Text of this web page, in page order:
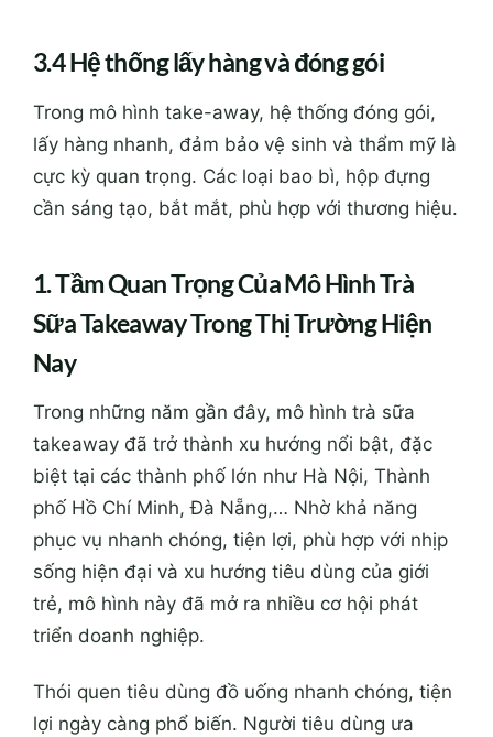
3.4 Hệ thống lấy hàng và đóng gói
Trong mô hình take-away, hệ thống đóng gói,
lấy hàng nhanh, đảm bảo vệ sinh và thẩm mỹ là
cực kỳ quan trọng. Các loại bao bì, hộp đựng
cần sáng tạo, bắt mắt, phù hợp với thương hiệu.
1. Tầm Quan Trọng Của Mô Hình Trà
Sữa Takeaway Trong Thị Trường Hiện
Nay
Trong những năm gần đây, mô hình trà sữa
takeaway đã trở thành xu hướng nổi bật, đặc
biệt tại các thành phố lớn như Hà Nội, Thành
phố Hồ Chí Minh, Đà Nẵng,… Nhờ khả năng
phục vụ nhanh chóng, tiện lợi, phù hợp với nhịp
sống hiện đại và xu hướng tiêu dùng của giới
trẻ, mô hình này đã mở ra nhiều cơ hội phát
triển doanh nghiệp.
Thói quen tiêu dùng đồ uống nhanh chóng, tiện
lợi ngày càng phổ biến. Người tiêu dùng ưa